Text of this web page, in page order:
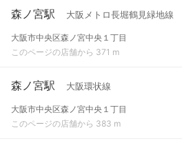
森ノ宮駅 大阪メトロ長堀鶴見緑地線
大阪市中央区森ノ宮中央１丁目
このページの店舗から 371 m
森ノ宮駅 大阪環状線
大阪市中央区森ノ宮中央１丁目
このページの店舗から 383 m